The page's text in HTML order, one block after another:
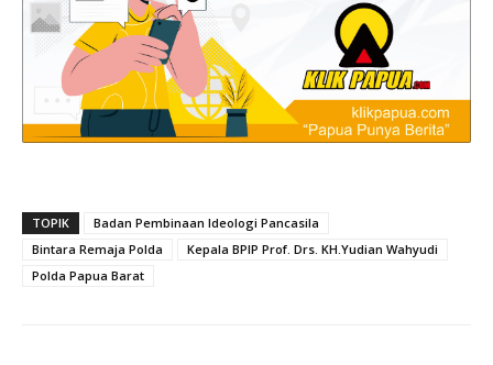
TOPIK
Badan Pembinaan Ideologi Pancasila
Bintara Remaja Polda
Kepala BPIP Prof. Drs. KH.Yudian Wahyudi
Polda Papua Barat